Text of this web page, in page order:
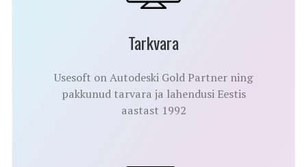
Tarkvara
Usesoft on Autodeski Gold Partner ning
pakkunud tarvara ja lahendusi Eestis
aastast 1992